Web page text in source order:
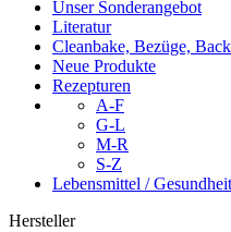
Unser Sonderangebot
Literatur
Cleanbake, Bezüge,
Neue Produkte
Rezepturen
A-F
G-L
M-R
S-Z
Lebensmittel / Gesundheit
Hersteller